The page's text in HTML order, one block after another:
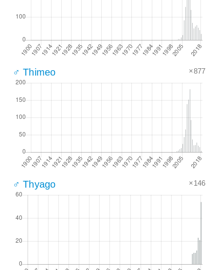
♂ Thimeo ×877
♂ Thyago ×146